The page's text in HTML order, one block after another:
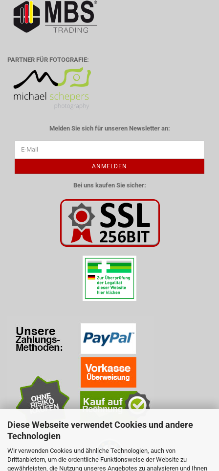
Diese Webseite verwendet Cookies und andere
Technologien
Wir verwenden Cookies und ähnliche Technologien, auch von
Drittanbietern, um die ordentliche Funktionsweise der Website zu
gewährleisten, die Nutzung unseres Angebotes zu analysieren und Ihnen
PARTNER FÜR FOTOGRAFIE:
Melden Sie sich für unseren Newsletter an:
ANMELDEN
Bei uns kaufen Sie sicher: